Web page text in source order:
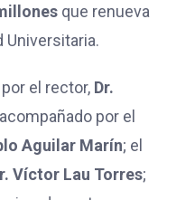
que renueva
Universitaria.
el rector, Dr.
por el
Aguilar Marín; el
Víctor Lau Torres;